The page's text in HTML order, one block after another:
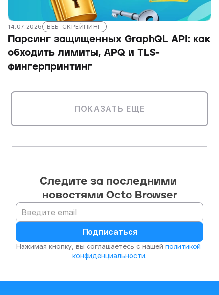
14.07.2026 ВЕБ-СКРЕЙПИНГ
Парсинг защищенных GraphQL API: как
обходить лимиты, APQ и TLS-
фингерпринтинг
ПОКАЗАТЬ ЕЩЕ
Следите за последними
новостями Octo Browser
Подписаться
Нажимая кнопку, вы соглашаетесь с нашей политикой
конфиденциальности.